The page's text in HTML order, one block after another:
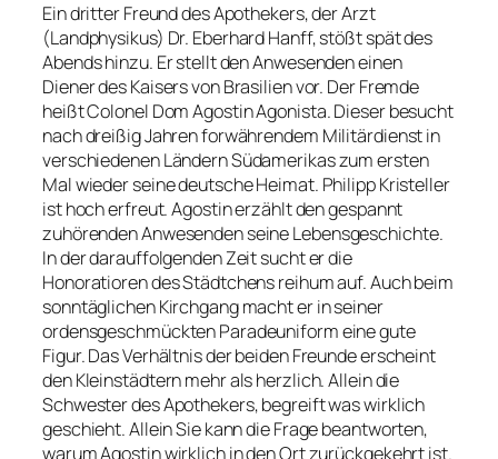
Ein dritter Freund des Apothekers, der Arzt
(Landphysikus) Dr. Eberhard Hanff, stößt spät des
Abends hinzu. Er stellt den Anwesenden einen
Diener des Kaisers von Brasilien vor. Der Fremde
heißt Colonel Dom Agostin Agonista. Dieser besucht
nach dreißig Jahren forwährendem Militärdienst in
verschiedenen Ländern Südamerikas zum ersten
Mal wieder seine deutsche Heimat. Philipp Kristeller
ist hoch erfreut. Agostin erzählt den gespannt
zuhörenden Anwesenden seine Lebensgeschichte.
In der darauffolgenden Zeit sucht er die
Honoratioren des Städtchens reihum auf. Auch beim
sonntäglichen Kirchgang macht er in seiner
ordensgeschmückten Paradeuniform eine gute
Figur. Das Verhältnis der beiden Freunde erscheint
den Kleinstädtern mehr als herzlich. Allein die
Schwester des Apothekers, begreift was wirklich
geschieht. Allein Sie kann die Frage beantworten,
warum Agostin wirklich in den Ort zurückgekehrt ist.